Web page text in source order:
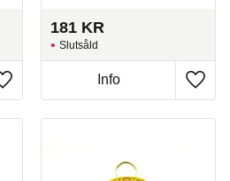
Lägg till i favoriter
181 KR
Lägg
Slutsåld
Info